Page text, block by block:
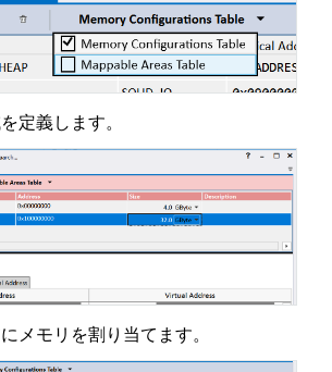
定義します。
メモリを割り当てます。